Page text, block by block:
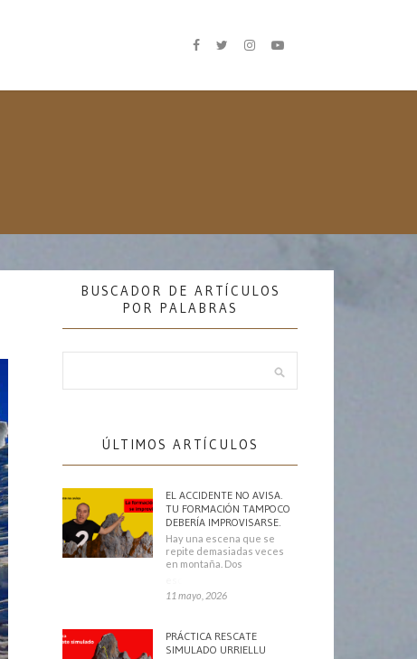
BUSCADOR DE ARTÍCULOS
POR PALABRAS
ÚLTIMOS ARTÍCULOS
EL ACCIDENTE NO AVISA.
TU FORMACIÓN TAMPOCO
DEBERÍA IMPROVISARSE.
Hay una escena que se
repite demasiadas veces
en montaña. Dos
11 mayo, 2026
PRÁCTICA RESCATE
SIMULADO URRIELLU